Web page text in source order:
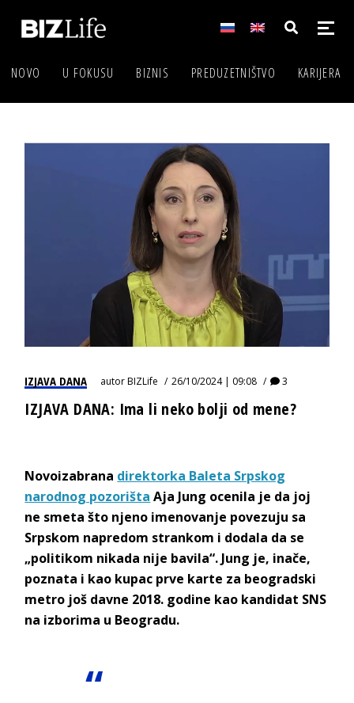
NOVO U FOKUSU BIZNIS PREDUZETNIŠTVO KARIJERA
IZJAVA DANA autorBIZLife 26/10/2024 | 09:08 3
IZJAVA DANA: Ima li neko bolji od mene?
Novoizabrana direktorka Baleta Srpskog
narodnog pozorišta Aja Jung ocenila je da joj
ne smeta što njeno imenovanje povezuju sa
Srpskom napredom strankom i dodala da se
„politikom nikada nije bavila“. Jung je, inače,
poznata i kao kupac prve karte za beogradski
metro još davne 2018. godine kao kandidat SNS
na izborima u Beogradu.